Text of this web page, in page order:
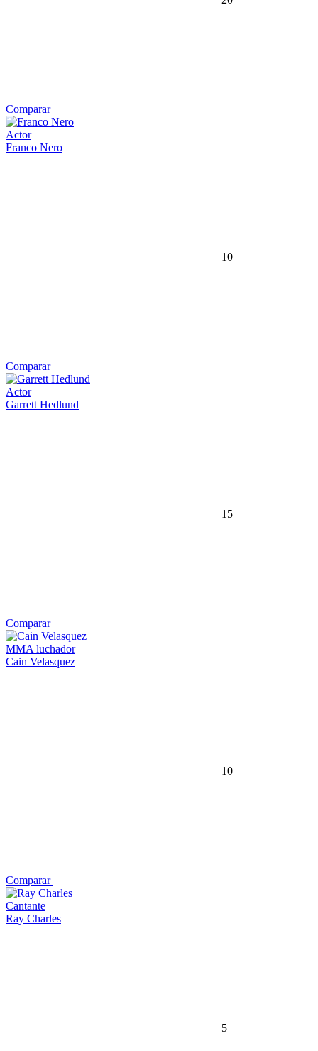
Comparar
Actor
Franco Nero
10
Comparar
Actor
Garrett Hedlund
15
Comparar
MMA luchador
Cain Velasquez
10
Comparar
Cantante
Ray Charles
5